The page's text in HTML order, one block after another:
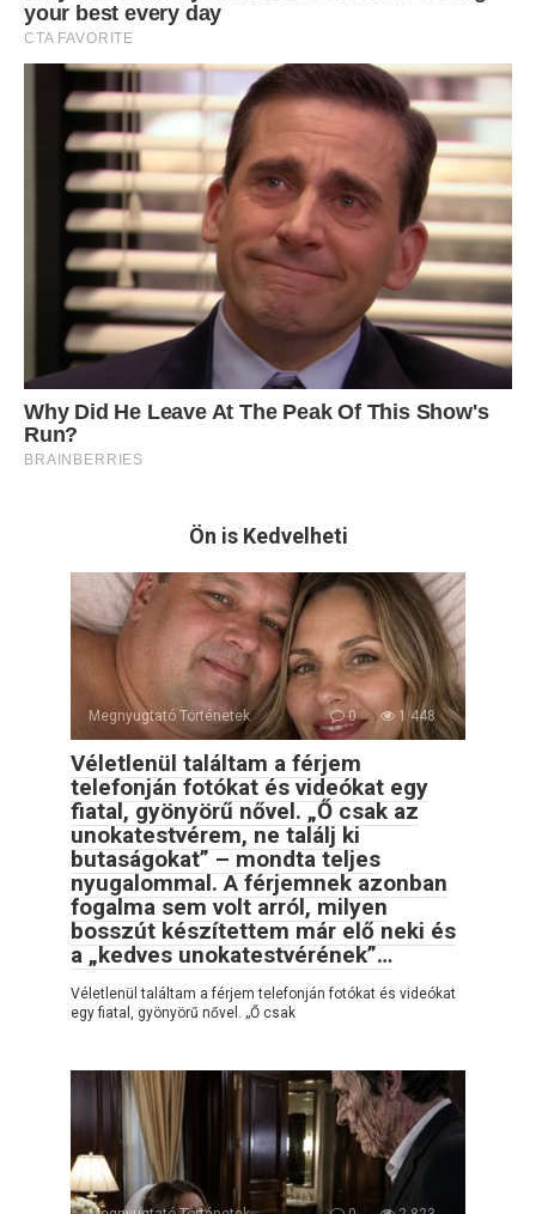
Ön is Kedvelheti
Megnyugtató Történetek 0 1 448
Véletlenül találtam a férjem
telefonján fotókat és videókat egy
fiatal, gyönyörű nővel. „Ő csak az
unokatestvérem, ne találj ki
butaságokat” – mondta teljes
nyugalommal. A férjemnek azonban
fogalma sem volt arról, milyen
bosszút készítettem már elő neki és
a „kedves unokatestvérének”…
Véletlenül találtam a férjem telefonján fotókat és videókat
egy fiatal, gyönyörű nővel. „Ő csak